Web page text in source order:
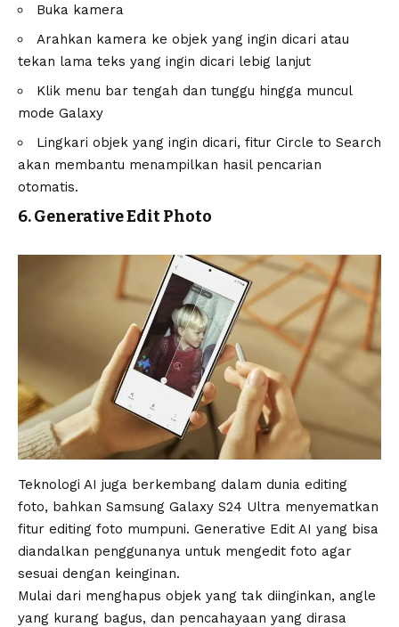
Buka kamera
Arahkan kamera ke objek yang ingin dicari atau
tekan lama teks yang ingin dicari lebig lanjut
Klik menu bar tengah dan tunggu hingga muncul
mode Galaxy
Lingkari objek yang ingin dicari, fitur Circle to Search
akan membantu menampilkan hasil pencarian
otomatis.
6. Generative Edit Photo
Teknologi AI juga berkembang dalam dunia editing
foto, bahkan Samsung Galaxy S24 Ultra menyematkan
fitur editing foto mumpuni. Generative Edit AI yang bisa
diandalkan penggunanya untuk mengedit foto agar
sesuai dengan keinginan.
Mulai dari menghapus objek yang tak diinginkan, angle
yang kurang bagus, dan pencahayaan yang dirasa